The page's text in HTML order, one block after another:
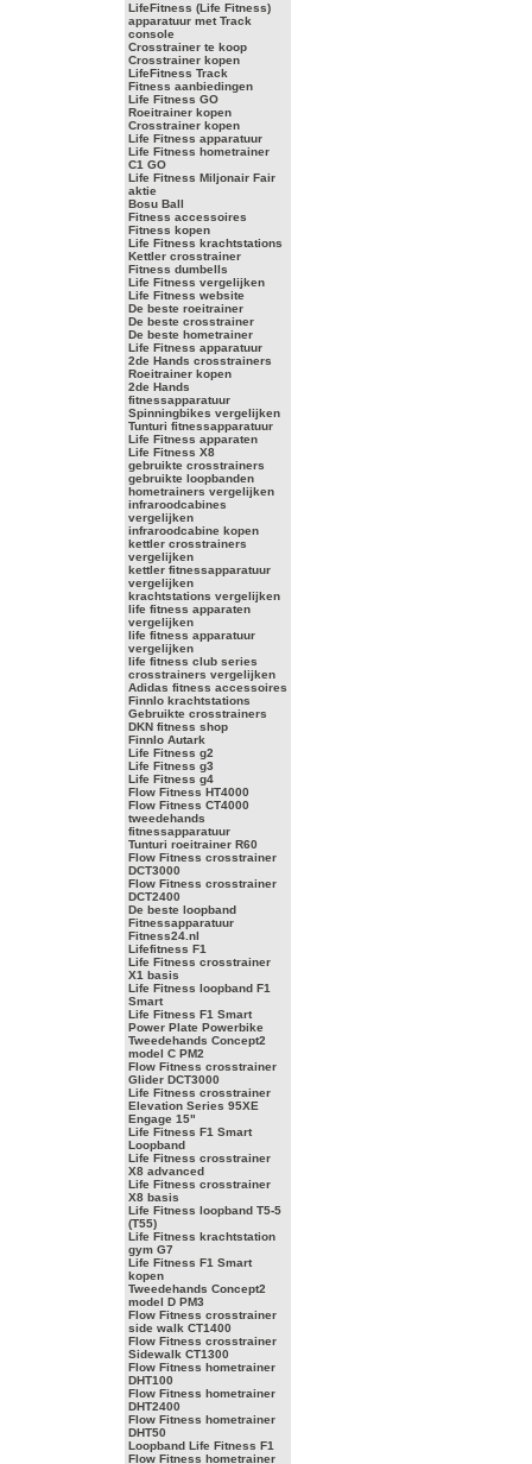
LifeFitness (Life Fitness)
apparatuur met Track
console
Crosstrainer te koop
Crosstrainer kopen
LifeFitness Track
Fitness aanbiedingen
Life Fitness GO
Roeitrainer kopen
Crosstrainer kopen
Life Fitness apparatuur
Life Fitness hometrainer
C1 GO
Life Fitness Miljonair Fair
aktie
Bosu Ball
Fitness accessoires
Fitness kopen
Life Fitness krachtstations
Kettler crosstrainer
Fitness dumbells
Life Fitness vergelijken
Life Fitness website
De beste roeitrainer
De beste crosstrainer
De beste hometrainer
Life Fitness apparatuur
2de Hands crosstrainers
Roeitrainer kopen
2de Hands
fitnessapparatuur
Spinningbikes vergelijken
Tunturi fitnessapparatuur
Life Fitness apparaten
Life Fitness X8
gebruikte crosstrainers
gebruikte loopbanden
hometrainers vergelijken
infraroodcabines
vergelijken
infraroodcabine kopen
kettler crosstrainers
vergelijken
kettler fitnessapparatuur
vergelijken
krachtstations vergelijken
life fitness apparaten
vergelijken
life fitness apparatuur
vergelijken
life fitness club series
crosstrainers vergelijken
Adidas fitness accessoires
Finnlo krachtstations
Gebruikte crosstrainers
DKN fitness shop
Finnlo Autark
Life Fitness g2
Life Fitness g3
Life Fitness g4
Flow Fitness HT4000
Flow Fitness CT4000
tweedehands
fitnessapparatuur
Tunturi roeitrainer R60
Flow Fitness crosstrainer
DCT3000
Flow Fitness crosstrainer
DCT2400
De beste loopband
Fitnessapparatuur
Fitness24.nl
Lifefitness F1
Life Fitness crosstrainer
X1 basis
Life Fitness loopband F1
Smart
Life Fitness F1 Smart
Power Plate Powerbike
Tweedehands Concept2
model C PM2
Flow Fitness crosstrainer
Glider DCT3000
Life Fitness crosstrainer
Elevation Series 95XE
Engage 15"
Life Fitness F1 Smart
Loopband
Life Fitness crosstrainer
X8 advanced
Life Fitness crosstrainer
X8 basis
Life Fitness loopband T5-5
(T55)
Life Fitness krachtstation
gym G7
Life Fitness F1 Smart
kopen
Tweedehands Concept2
model D PM3
Flow Fitness crosstrainer
side walk CT1400
Flow Fitness crosstrainer
Sidewalk CT1300
Flow Fitness hometrainer
DHT100
Flow Fitness hometrainer
DHT2400
Flow Fitness hometrainer
DHT50
Loopband Life Fitness F1
Flow Fitness hometrainer